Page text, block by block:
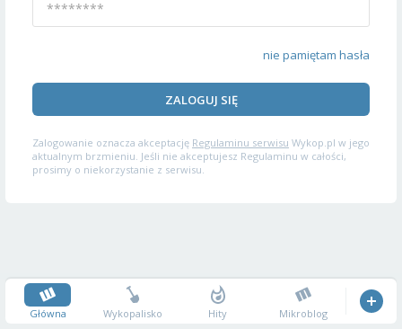
nie pamiętam hasła
ZALOGUJ SIĘ
Zalogowanie oznacza akceptację Regulaminu serwisu Wykop.pl w jego
aktualnym brzmieniu. Jeśli nie akceptujesz Regulaminu w całości,
prosimy o niekorzystanie z serwisu.
Główna Wykopalisko Hity Mikroblog